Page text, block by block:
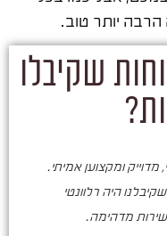
הרבה יותר טוב.
שקיבלו
ומקצוען אמיתי.
היה רלוונטי
שירות מדהימה.